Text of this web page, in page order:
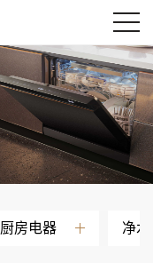
厨房电器 净水